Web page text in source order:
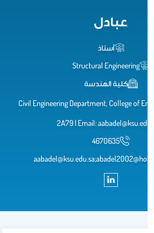
عبادل
أستاذ
Structural Engineering
كلية الهندسة
Civil Engineering Department, College of
2A79 | Email: aabadel@ksu.edu.sa
4670635